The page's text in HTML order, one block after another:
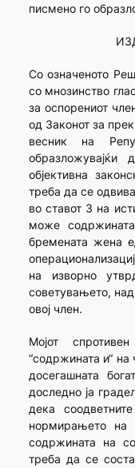
писмено го
Со означеното
со мнозинство
за оспорениот
од Законот за
весник на
образложувајќи
објективна
треба да се
во ставот 3 на
може
бремената жена
на изворно
советувањето,
овој член.
Мојот
“содржината и“
досегашната
доследно ја
дека
нормирањето на
содржината на
треба да се